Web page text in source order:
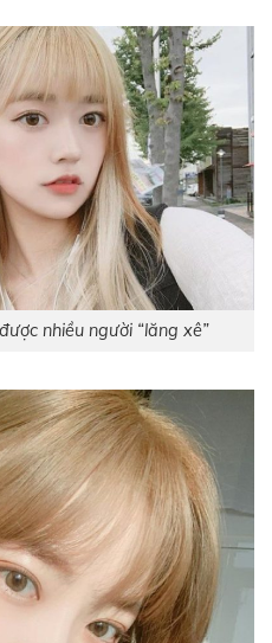
nhiều người “lăng xê”